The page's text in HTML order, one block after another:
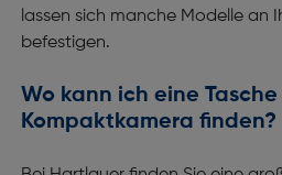
lassen sich manche Modelle an
befestigen.
Wo kann ich eine
Kompaktkamera finden?